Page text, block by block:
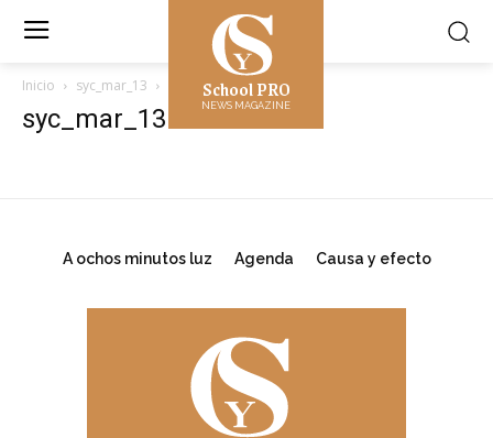
School PRO
NEWS MAGAZINE
Inicio syc_mar_13 syc_mar_13
syc_mar_13
A ochos minutos luz Agenda Causa y efecto